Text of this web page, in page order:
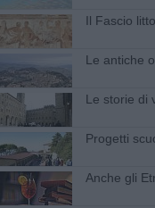
Il Fascio
Le antiche
Le storie di
Progetti
Anche gli